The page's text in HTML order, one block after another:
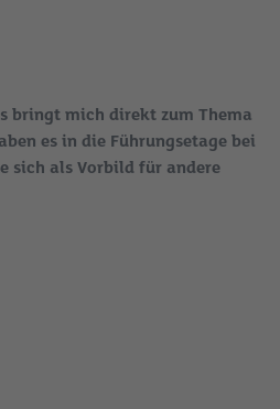
bringt mich direkt zum Thema
es in die Führungsetage bei
sich als Vorbild für andere